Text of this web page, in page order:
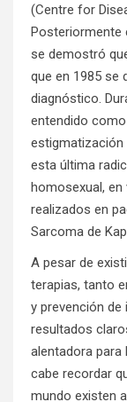
(Centre for
Posteriormente
se demostró
que en 1985 se
diagnóstico.
entendido
estigmatización
esta última
homosexual,
realizados en
Sarcoma de
A pesar de
terapias, tanto
y prevención
resultados
alentadora para
cabe recordar
mundo existen